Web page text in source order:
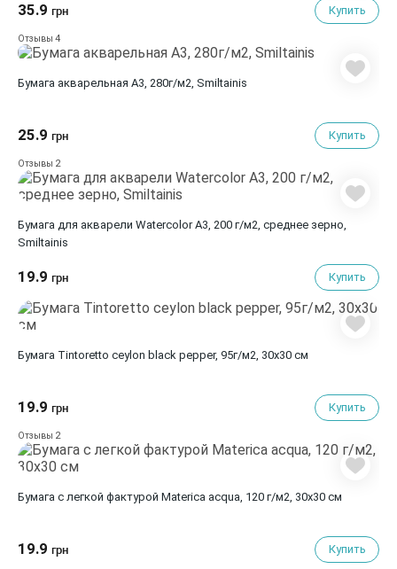
35.9 грн Купить
Отзывы 4
Бумага акварельная А3, 280г/м2, Smiltainis
25.9 грн Купить
Отзывы 2
Бумага для акварели Watercolor А3, 200 г/м2, среднее зерно,
Smiltainis
19.9 грн Купить
Бумага Tintoretto ceylon black pepper, 95г/м2, 30х30 см
19.9 грн Купить
Отзывы 2
Бумага с легкой фактурой Materica acqua, 120 г/м2, 30х30 см
19.9 грн Купить